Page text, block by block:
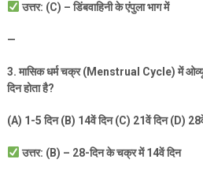
उत्तर: (C) –डिंबवाहिनी के एंपुला भाग में
—
3.मासिक धर्म चक्र (Menstrual Cycle)में
दिन होता है?
(A) 1-5दिन (B) 14वें दिन (C) 21वें दिन (D) 28
उत्तर: (B) – 28-दिन के चक्र में14वें दिन